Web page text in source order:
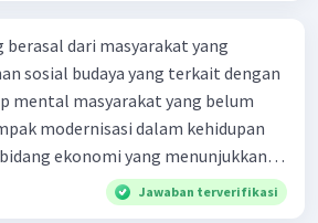
disimpulkan bahwa jawaban
berasal dari masyarakat yang
sosial budaya yang terkait dengan
mental masyarakat yang belum
modernisasi dalam kehidupan
ekonomi yang menunjukkan
modernisasi di bidang ilmu
pikir masyarakat 7. Konsep
Jawaban terverifikasi